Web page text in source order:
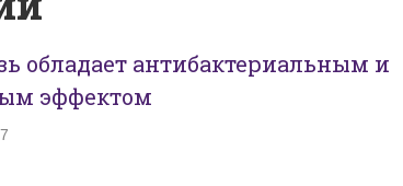
обладает антибактериальным и
эффектом